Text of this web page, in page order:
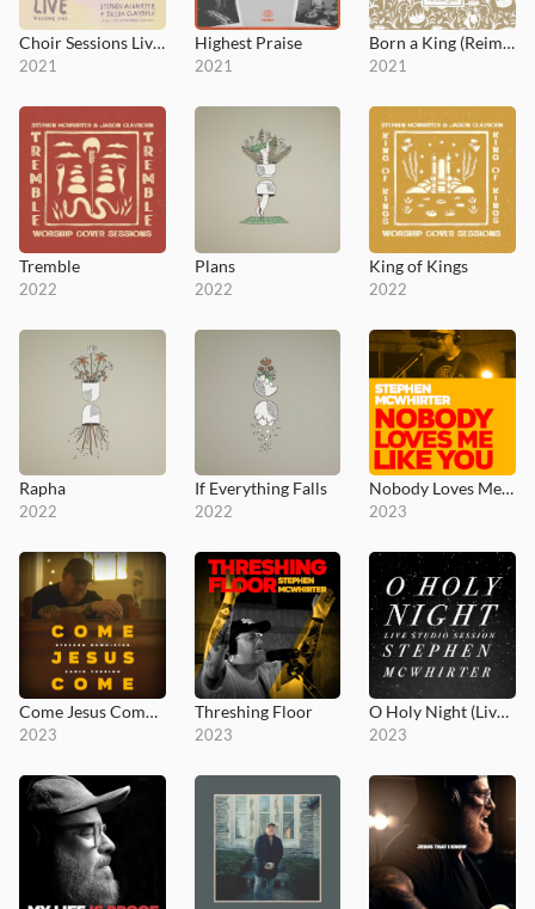
Choir Sessions Live (Volume One)
2021
Highest Praise
2021
Born a King (Reimagined)
2021
Tremble
2022
Plans
2022
King of Kings
2022
Rapha
2022
If Everything Falls
2022
Nobody Loves Me Like You
2023
Come Jesus Come (Radio Version)
2023
Threshing Floor
2023
O Holy Night (Live Studio Session)
2023